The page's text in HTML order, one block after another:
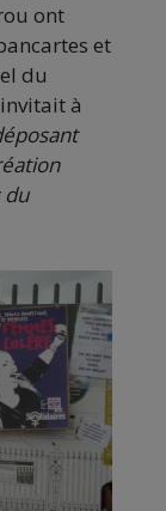
ont
et
du
à
du